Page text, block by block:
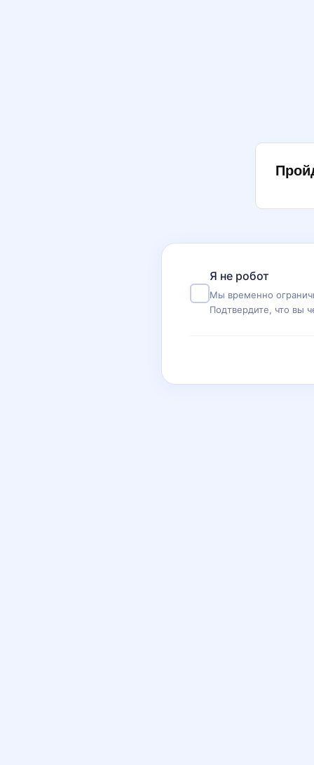
Я не робот
Мы временно
Подтвердите, что вы